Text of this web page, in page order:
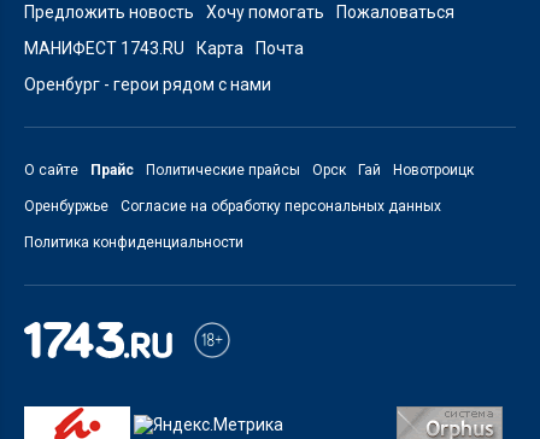
Предложить новость
Хочу помогать
Пожаловаться
МАНИФЕСТ 1743.RU
Карта
Почта
Оренбург - герои рядом с нами
О сайте Прайс Политические прайсы Орск Гай Новотроицк
Оренбуржье Согласие на обработку персональных данных
Политика конфиденциальности